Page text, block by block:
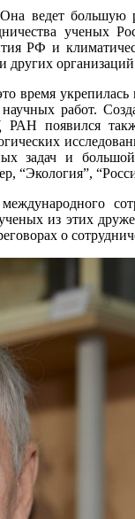
ведет большую
ученых
РФ и
других
время
работ.
появился
задач и
“Экология”,
из этих
о